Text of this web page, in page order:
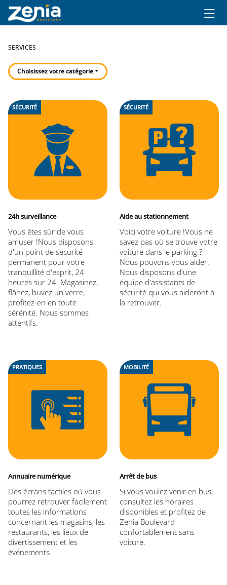
Ir al contenido principal
SERVICES
Choisissez votre catégorie
Listado de servicios
SÉCURITÉ
24h surveillance
Vous êtes sûr de vous
amuser !Nous disposons
d'un point de sécurité
permanent pour votre
tranquillité d'esprit, 24
heures sur 24. Magasinez,
flânez, buvez un verre,
profitez-en en toute
sérénité. Nous sommes
attentifs.
SÉCURITÉ
Aide au stationnement
Voici votre voiture !Vous ne
savez pas où se trouve votre
voiture dans le parking ?
Nous pouvons vous aider.
Nous disposons d'une
équipe d'assistants de
sécurité qui vous aideront à
la retrouver.
PRATIQUES
Annuaire numérique
Des écrans tactiles où vous
pourrez retrouver facilement
toutes les informations
concernant les magasins, les
restaurants, les lieux de
divertissement et les
événements.
MOBILITÉ
Arrêt de bus
Si vous voulez venir en bus,
consultez les horaires
disponibles et profitez de
Zenia Boulevard
confortablement sans
voiture.